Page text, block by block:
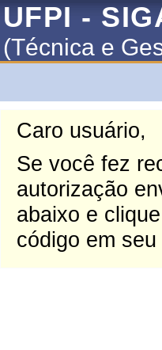
UFPI -
(Técnica e
Caro usuário,
Se você fez
autorização
abaixo e
código em